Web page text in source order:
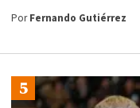
PorFernando Gutiérrez